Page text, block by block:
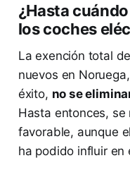
¿Hasta
los coches
La exención total
nuevos en
éxito, no se
Hasta entonces,
favorable, aunque
ha podido influir en